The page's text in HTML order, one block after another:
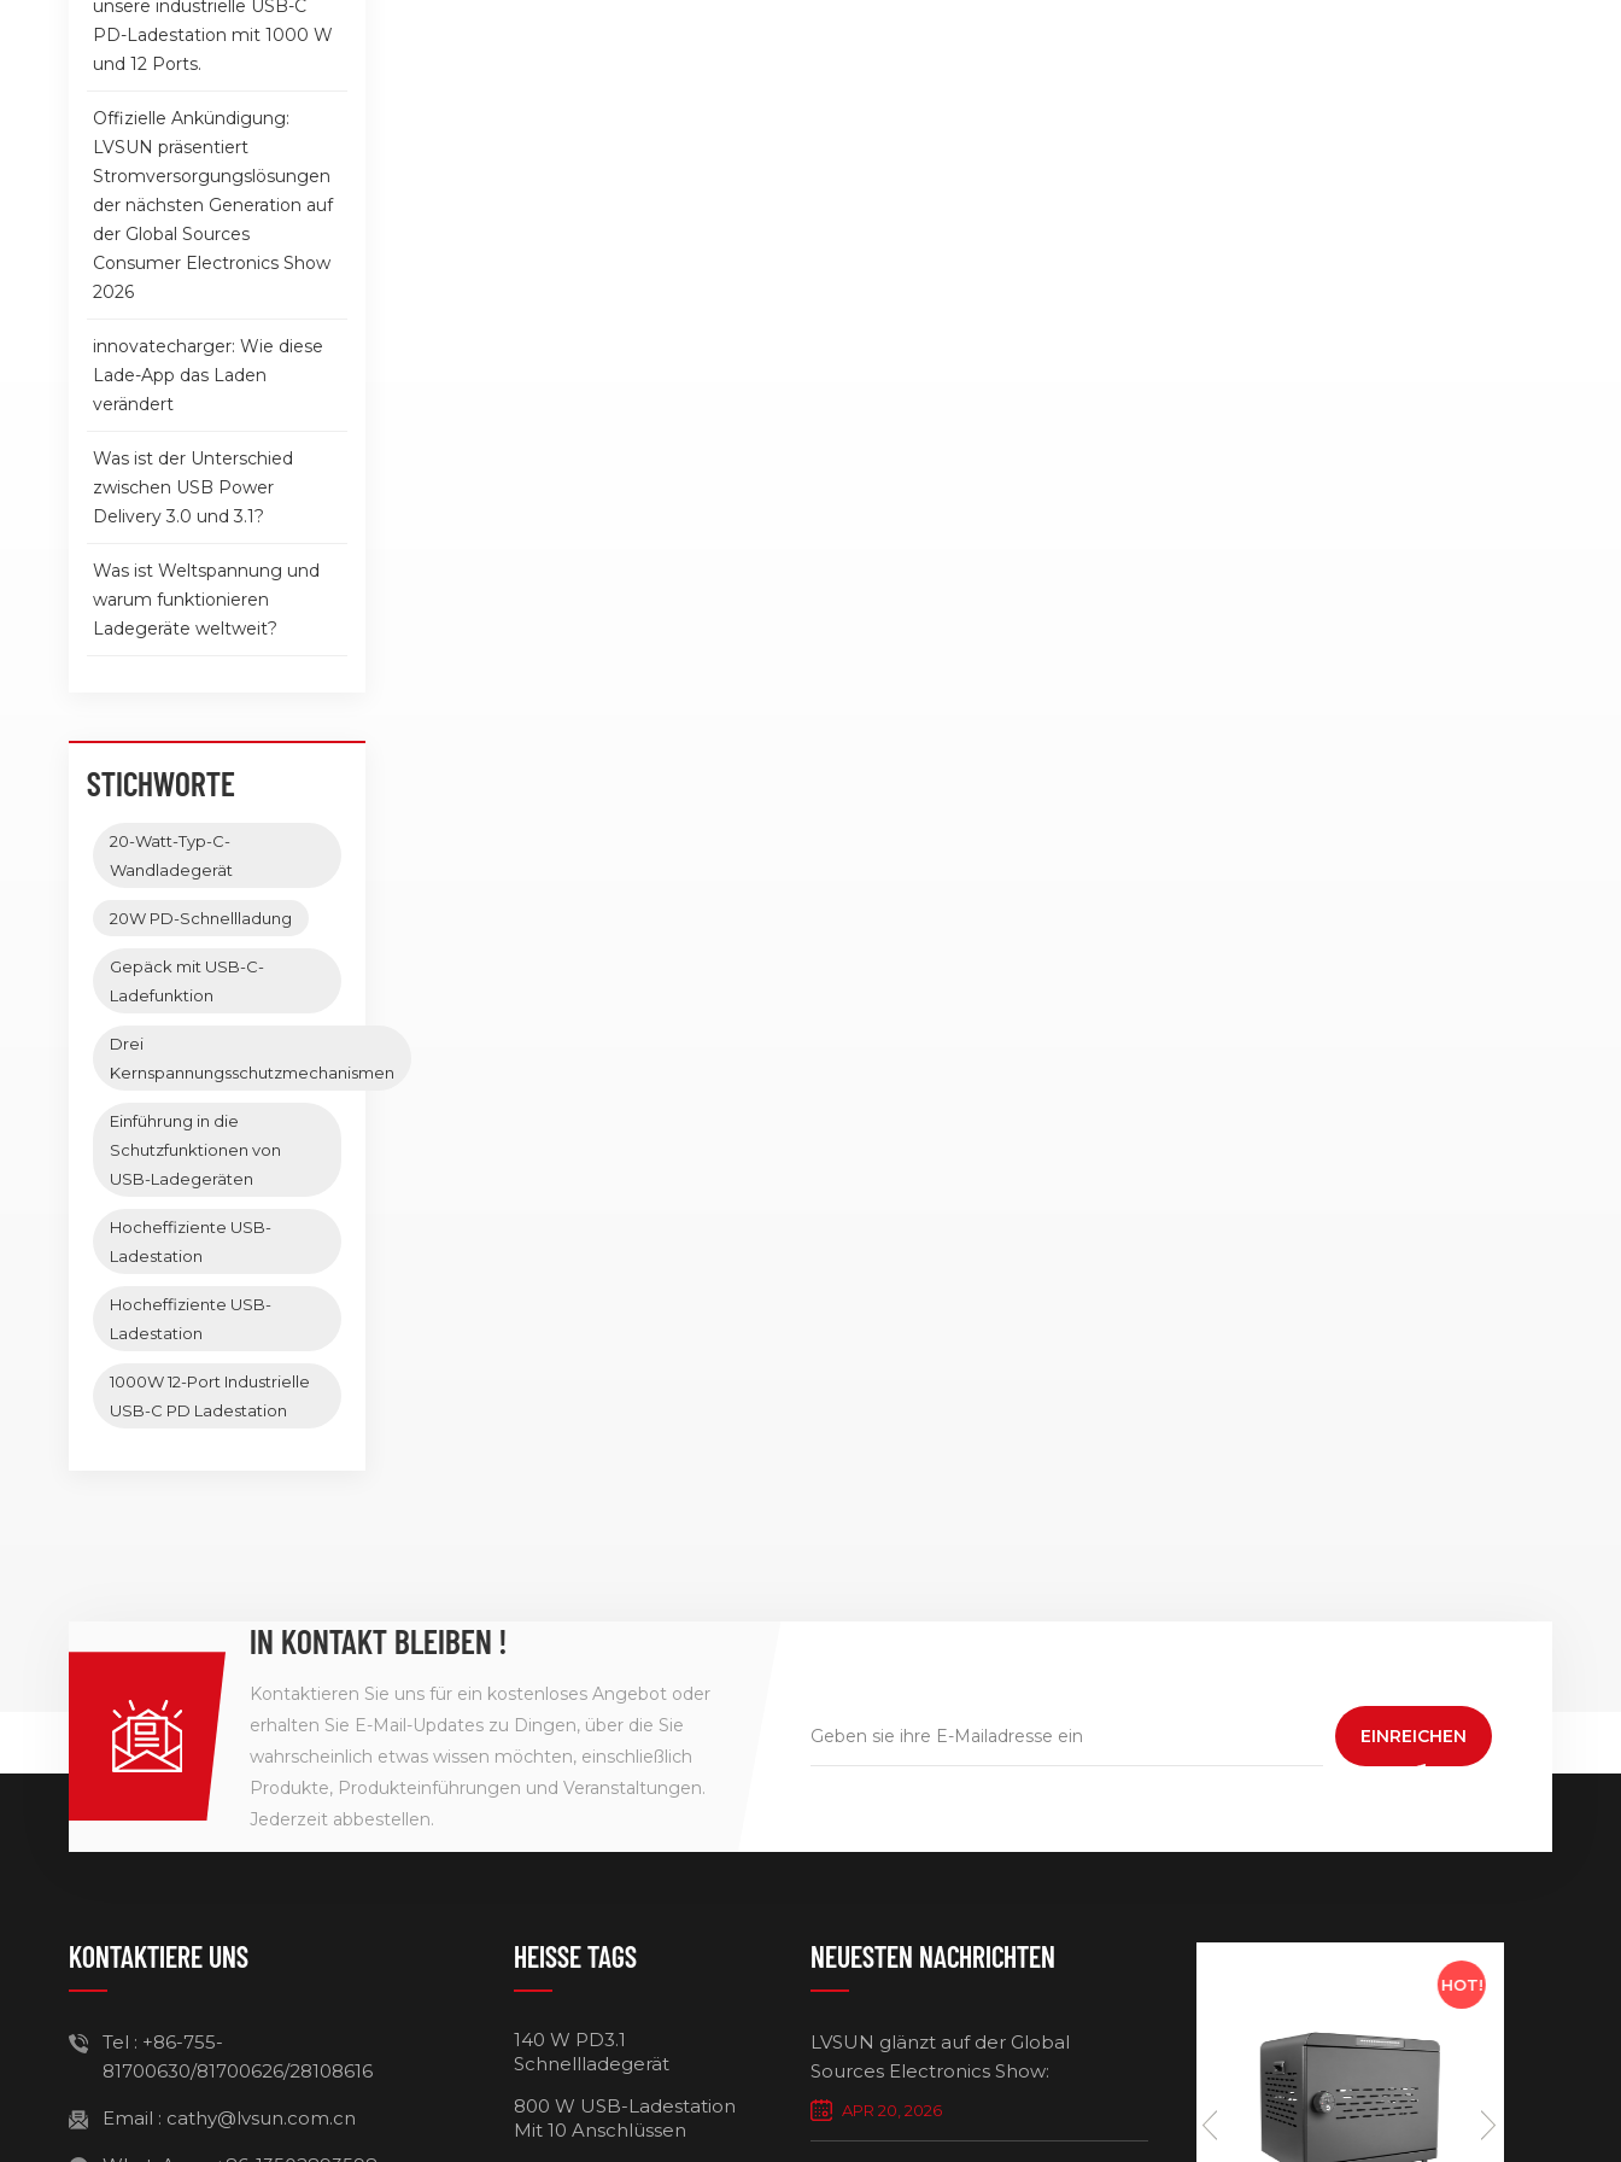
unsere industrielle USB-C
PD-Ladestation mit 1000 W
und 12 Ports.
Offizielle Ankündigung:
LVSUN präsentiert
Stromversorgungslösungen
der nächsten Generation auf
der Global Sources
Consumer Electronics Show
2026
innovatecharger: Wie diese
Lade-App das Laden
verändert
Was ist der Unterschied
zwischen USB Power
Delivery 3.0 und 3.1?
Was ist Weltspannung und
warum funktionieren
Ladegeräte weltweit?
STICHWORTE
20-Watt-Typ-C-
Wandladegerät
20W PD-Schnellladung
Gepäck mit USB-C-
Ladefunktion
Drei
Kernspannungsschutzmechanismen
Einführung in die
Schutzfunktionen von
USB-Ladegeräten
Hocheffiziente USB-
Ladestation
Hocheffiziente USB-
Ladestation
1000W 12-Port Industrielle
USB-C PD Ladestation
IN KONTAKT BLEIBEN !
Kontaktieren Sie uns für ein kostenloses Angebot oder
erhalten Sie E-Mail-Updates zu Dingen, über die Sie
wahrscheinlich etwas wissen möchten, einschließlich
Produkte, Produkteinführungen und Veranstaltungen.
Jederzeit abbestellen.
EINREICHEN
KONTAKTIERE UNS
Tel : +86-755-
81700630/81700626/28108616
Email : cathy@lvsun.com.cn
HEISSE TAGS
140 W PD3.1
Schnellladegerät
800 W USB-Ladestation
Mit 10 Anschlüssen
NEUESTEN NACHRICHTEN
LVSUN glänzt auf der Global
Sources Electronics Show:
Mehrfach-Ladegeräte setzen neue
Maßstäbe für intelligentes Laden
APR 20, 2026
HOT!